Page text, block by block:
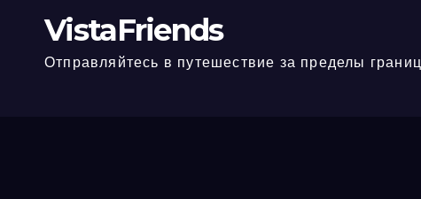
VistaFriends
Отправляйтесь в путешествие за пределы границ